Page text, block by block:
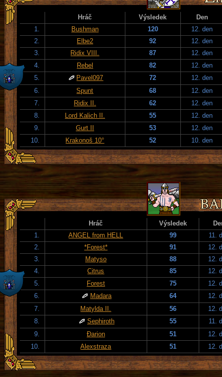
Hráč Výsledek
Den
1.
Bushman 120
12. den
2.
Elbe2 92
12. den
3.
Ridix VIII. 87
12. den
4.
Rebel 82
12. den
5.
Pavel097 72
12. den
6.
Spunt 68
12. den
7.
Ridix II. 62
12. den
8.
Lord Kalich II. 55
12. den
9.
Gurt II 53
12. den
10.
Krakonoš 10° 52 10. den
Hráč Výsledek
1.
ANGEL from HELL 99
11.
2.
*Forest* 91
12.
3.
Matyso 88
12.
4.
Citrus 85
12.
5.
Forest 75
12.
6.
Madara 64
12.
7.
Matylda II. 56
12.
8.
Sephiroth 55
11.
9.
Đarion 51
12.
10.
Alexstraza 51 12.